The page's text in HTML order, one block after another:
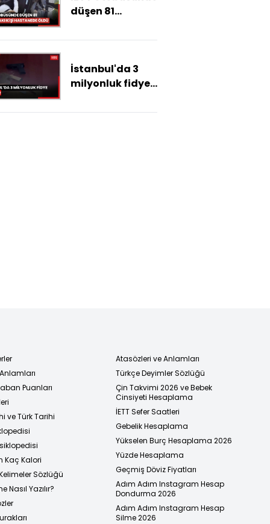
düşen 81
hastanede öldü
İstanbul'da 3
milyonluk fidye
Puanları
ve Türk Tarihi
Kaç Kalori
Sözlüğü
Nasıl Yazılır?
Atasözleri ve Anlamları
Türkçe Deyimler Sözlüğü
Çin Takvimi 2026 ve Bebek
Cinsiyeti Hesaplama
İETT Sefer Saatleri
Gebelik Hesaplama
Yükselen Burç Hesaplama 2026
Yüzde Hesaplama
Geçmiş Döviz Fiyatları
Adım Adım Instagram Hesap
Dondurma 2026
Adım Adım Instagram Hesap
Silme 2026